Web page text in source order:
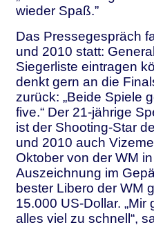
wieder Spaß.”
Das Pressegespräch
und 2010 statt:
Siegerliste eintragen
denkt gern an die
zurück: „Beide Spiele
five.“ Der 21-jährige
ist der Shooting-Star
und 2010 auch
Oktober von der WM
Auszeichnung im
bester Libero der WM
15.000 US-Dollar.
alles viel zu schnell“,